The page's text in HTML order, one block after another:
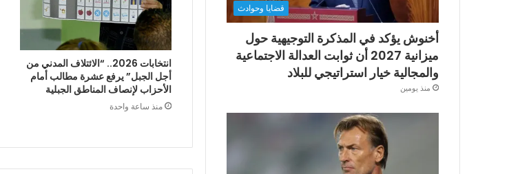
انتخابات 2026.. “الائتلاف المدني من
أجل الجبل” يرفع عشرة مطالب أمام
الأحزاب لإنصاف المناطق الجبلية
منذ ساعة واحدة
قضايا وحوادث
أخنوش يؤكد في المذكرة التوجيهية حول
ميزانية 2027 أن ثوابت العدالة الاجتماعية
والمجالية خيار استراتيجي للبلاد
منذ يومين